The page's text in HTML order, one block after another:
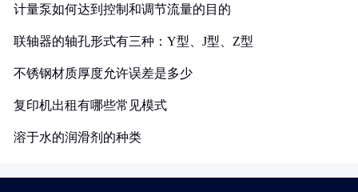
计量泵如何达到控制和调节流量的目的
联轴器的轴孔形式有三种：Y型、J型、Z型
不锈钢材质厚度允许误差是多少
复印机出租有哪些常见模式
溶于水的润滑剂的种类